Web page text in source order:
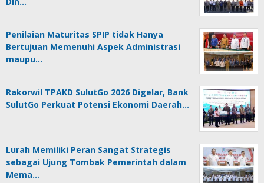
Penilaian Maturitas SPIP tidak Hanya
Bertujuan Memenuhi Aspek Administrasi
maupu…
Rakorwil TPAKD SulutGo 2026 Digelar, Bank
SulutGo Perkuat Potensi Ekonomi Daerah…
Lurah Memiliki Peran Sangat Strategis
sebagai Ujung Tombak Pemerintah dalam
Mema…